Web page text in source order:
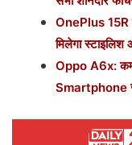
OnePlus 15R
मिलेगा स्टाइलिश
Oppo A6x: कम
Smartphone